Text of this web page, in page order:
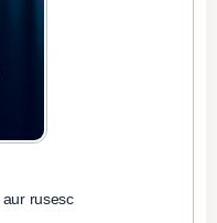
rusesc